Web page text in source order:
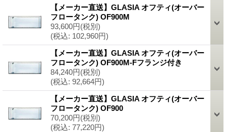
【メーカー直送】GLASIA オフティ(オーバー
フロータンク) OF900M
93,600円(税別)
(税込: 102,960円)
【メーカー直送】GLASIA オフティ(オーバー
フロータンク) OF900M-Fフランジ付き
84,240円(税別)
(税込: 92,664円)
【メーカー直送】GLASIA オフティ(オーバー
フロータンク) OF900
70,200円(税別)
(税込: 77,220円)